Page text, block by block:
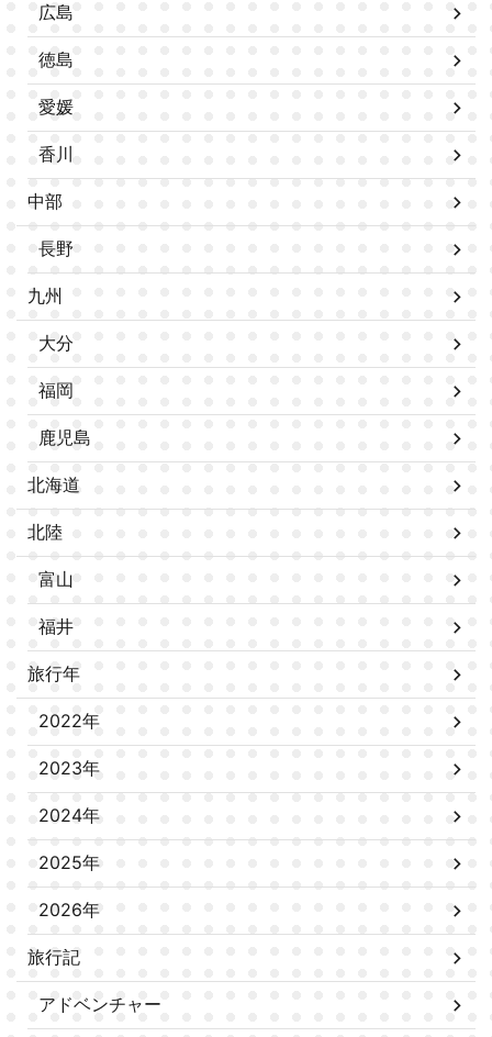
広島
徳島
愛媛
香川
中部
長野
九州
大分
福岡
鹿児島
北海道
北陸
富山
福井
旅行年
2022年
2023年
2024年
2025年
2026年
旅行記
アドベンチャー